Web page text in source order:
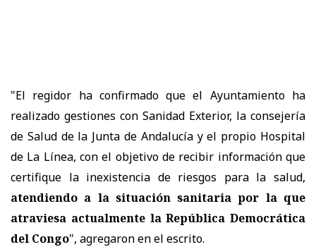
"El regidor ha confirmado que el Ayuntamiento ha
realizado gestiones con Sanidad Exterior, la consejería
de Salud de la Junta de Andalucía y el propio Hospital
de La Línea, con el objetivo de recibir información que
certifique la inexistencia de riesgos para la salud,
atendiendo a la situación sanitaria por la que
atraviesa actualmente la República Democrática
del Congo", agregaron en el escrito.